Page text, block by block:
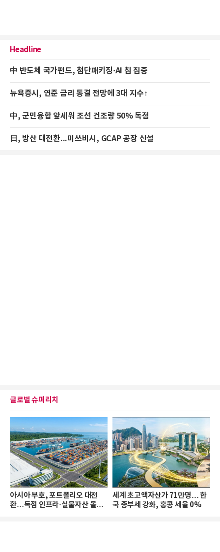
Headline
中 반도체 국가펀드, 첨단패키징·AI 칩 집중
뉴욕증시, 연준 금리 동결 전망에 3대 지수↑
中, 군민융합 앞세워 조선 건조량 50% 독점
日, 방산 대전환...미쓰비시, GCAP 공장 신설
글로벌 슈퍼리치
아시아 부호, 포트폴리오 대전
환…독점 인프라·실물자산 몰린
세계 초고액자산가 71만명… 한
국 종부세 강화, 홍콩 세율 0%